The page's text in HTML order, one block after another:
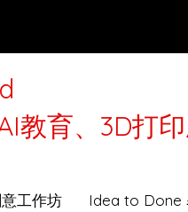
教育、3D打
工作坊 Idea to Done